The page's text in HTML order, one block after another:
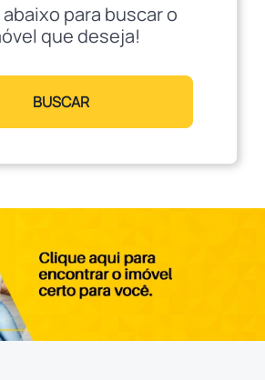
para buscar o
que deseja!
BUSCAR